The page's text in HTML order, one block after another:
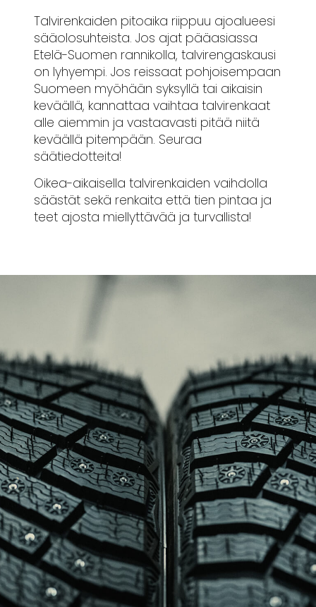
Talvirenkaiden pitoaika riippuu ajoalueesi
sääolosuhteista. Jos ajat pääasiassa
Etelä-Suomen rannikolla, talvirengaskausi
on lyhyempi. Jos reissaat pohjoisempaan
Suomeen myöhään syksyllä tai aikaisin
keväällä, kannattaa vaihtaa talvirenkaat
alle aiemmin ja vastaavasti pitää niitä
keväällä pitempään. Seuraa
säätiedotteita!
Oikea-aikaisella talvirenkaiden vaihdolla
säästät sekä renkaita että tien pintaa ja
teet ajosta miellyttävää ja turvallista!